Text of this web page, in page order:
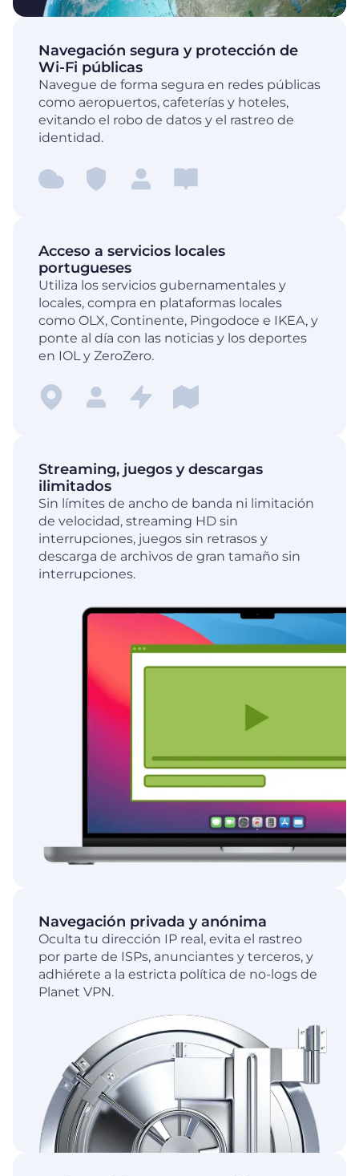
Navegación segura y protección de
Wi-Fi públicas
Navegue de forma segura en redes públicas
como aeropuertos, cafeterías y hoteles,
evitando el robo de datos y el rastreo de
identidad.
Acceso a servicios locales
portugueses
Utiliza los servicios gubernamentales y
locales, compra en plataformas locales
como OLX, Continente, Pingodoce e IKEA, y
ponte al día con las noticias y los deportes
en IOL y ZeroZero.
Streaming, juegos y descargas
ilimitados
Sin límites de ancho de banda ni limitación
de velocidad, streaming HD sin
interrupciones, juegos sin retrasos y
descarga de archivos de gran tamaño sin
interrupciones.
Navegación privada y anónima
Oculta tu dirección IP real, evita el rastreo
por parte de ISPs, anunciantes y terceros, y
adhiérete a la estricta política de no-logs de
Planet VPN.